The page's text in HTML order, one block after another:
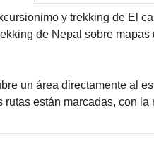
y trekking de El
de Nepal sobre
un área directamente al
rutas están marcadas, con